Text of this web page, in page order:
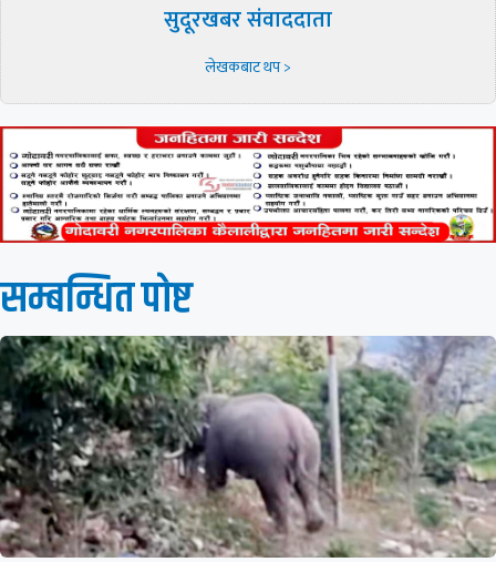
सुदूरखबर संवाददाता
लेखकबाट थप >
सम्बन्धित पाेष्ट